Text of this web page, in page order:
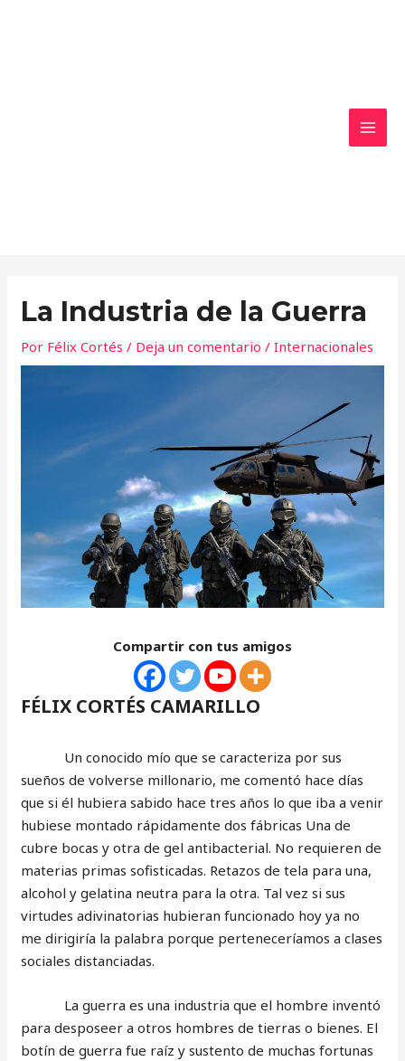
La Industria de la Guerra
Por Félix Cortés/ Deja un comentario /Internacionales
Compartir con tus amigos
FÉLIX CORTÉS CAMARILLO
Un conocido mío que se caracteriza por sus
sueños de volverse millonario, me comentó hace días
que si él hubiera sabido hace tres años lo que iba a venir
hubiese montado rápidamente dos fábricas Una de
cubre bocas y otra de gel antibacterial. No requieren de
materias primas sofisticadas. Retazos de tela para una,
alcohol y gelatina neutra para la otra. Tal vez si sus
virtudes adivinatorias hubieran funcionado hoy ya no
me dirigiría la palabra porque perteneceríamos a clases
sociales distanciadas.
La guerra es una industria que el hombre inventó
para desposeer a otros hombres de tierras o bienes. El
botín de guerra fue raíz y sustento de muchas fortunas